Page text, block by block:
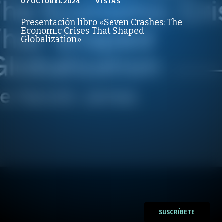
REPRODUCCIONES
VISTAS
Presentación libro «Seven Crashes: The
Economic Crises That Shaped
Globalization»
SUSCRÍBETE
VISTAS